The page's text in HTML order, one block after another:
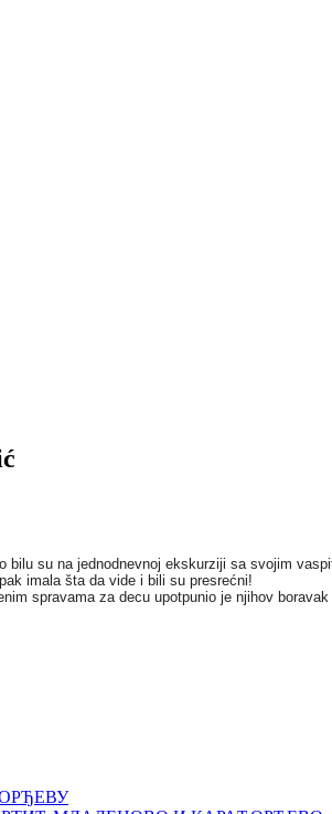
bilu su na jednodnevnoj ekskurziji sa svojim
imala šta da vide i bili su presrećni!
spravama za decu upotpunio je njihov